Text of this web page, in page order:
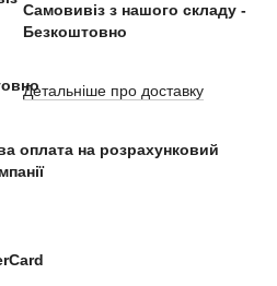
Самовивіз з нашого складу -
Безкоштовно
Детальніше про доставку
оплата на розрахунковий